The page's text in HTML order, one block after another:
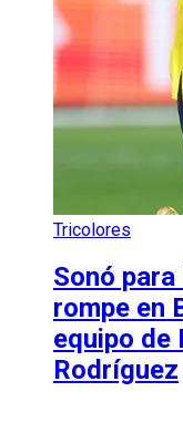
Tricolores
Sonó
rompe en
equipo de
Rodríguez